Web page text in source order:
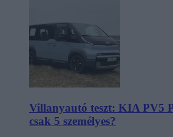
Villanyautó teszt: KIA PV5
csak 5 személyes?